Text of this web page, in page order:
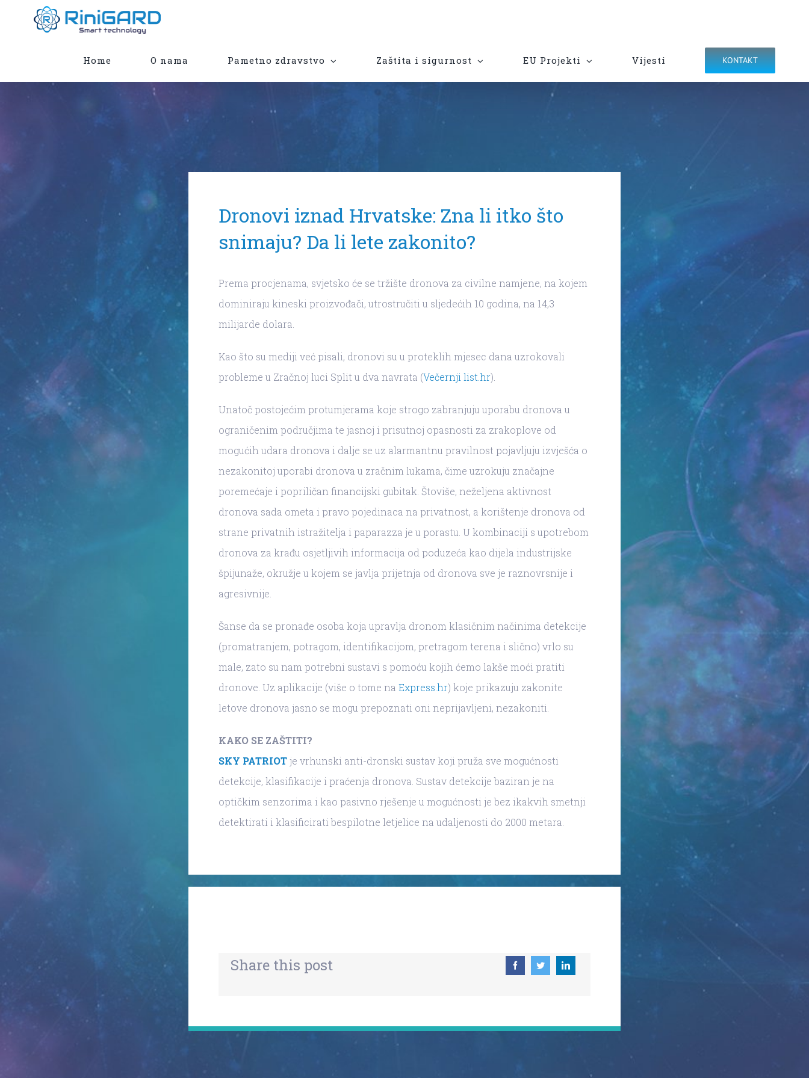
Home O nama Pametno zdravstvo Zaštita i sigurnost EU Projekti Vijesti KONTAKT
Dronovi iznad Hrvatske: Zna li itko što
snimaju? Da li lete zakonito?
Prema procjenama, svjetsko će se tržište dronova za civilne namjene, na kojem
dominiraju kineski proizvođači, utrostručiti u sljedećih 10 godina, na 14,3
milijarde dolara.
Kao što su mediji već pisali, dronovi su u proteklih mjesec dana uzrokovali
probleme u Zračnoj luci Split u dva navrata (Večernji list.hr).
Unatoč postojećim protumjerama koje strogo zabranjuju uporabu dronova u
ograničenim područjima te jasnoj i prisutnoj opasnosti za zrakoplove od
mogućih udara dronova i dalje se uz alarmantnu pravilnost pojavljuju izvješća o
nezakonitoj uporabi dronova u zračnim lukama, čime uzrokuju značajne
poremećaje i popriličan financijski gubitak. Štoviše, neželjena aktivnost
dronova sada ometa i pravo pojedinaca na privatnost, a korištenje dronova od
strane privatnih istražitelja i paparazza je u porastu. U kombinaciji s upotrebom
dronova za krađu osjetljivih informacija od poduzeća kao dijela industrijske
špijunaže, okružje u kojem se javlja prijetnja od dronova sve je raznovrsnije i
agresivnije.
Šanse da se pronađe osoba koja upravlja dronom klasičnim načinima detekcije
(promatranjem, potragom, identifikacijom, pretragom terena i slično) vrlo su
male, zato su nam potrebni sustavi s pomoću kojih ćemo lakše moći pratiti
dronove. Uz aplikacije (više o tome naExpress.hr) koje prikazuju zakonite
letove dronova jasno se mogu prepoznati oni neprijavljeni, nezakoniti.
KAKO SE ZAŠTITI?
SKY PATRIOT je vrhunski anti-dronski sustav koji pruža sve mogućnosti
detekcije, klasifikacije i praćenja dronova. Sustav detekcije baziran je na
optičkim senzorima i kao pasivno rješenje u mogućnosti je bez ikakvih smetnji
detektirati i klasificirati bespilotne letjelice na udaljenosti do 2000 metara.
Share this post
© Copyright 2019